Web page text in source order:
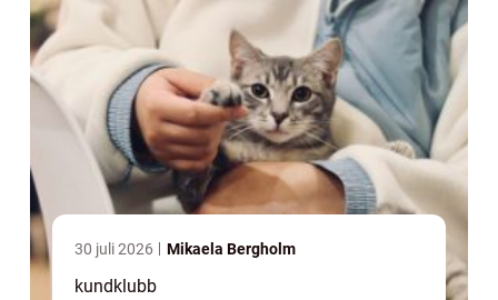
30 juli 2026 Mikaela Bergholm
kundklubb